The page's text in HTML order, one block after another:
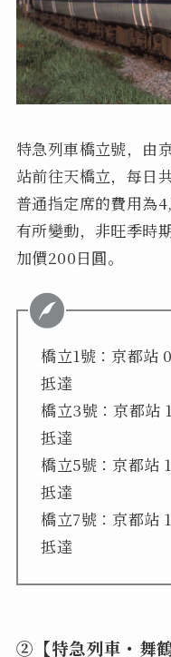
特急列車橋立號，由
站前往天橋立，每日
普通指定席的費用為
有所變動，非旺季時
加價200日圓。
橋立1號：京都站
抵達
橋立3號：京都站
抵達
橋立5號：京都站
抵達
橋立7號：京都站
抵達
②【特急列車・舞